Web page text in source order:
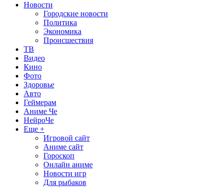
Новости
Городские новости
Политика
Экономика
Происшествия
ТВ
Видео
Кино
Фото
Здоровье
Авто
Геймерам
Аниме Че
НейроЧе
Еще +
Игровой сайт
Аниме сайт
Гороскоп
Онлайн аниме
Новости игр
Для рыбаков